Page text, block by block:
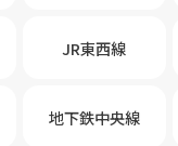
JR東西線
地下鉄中央線